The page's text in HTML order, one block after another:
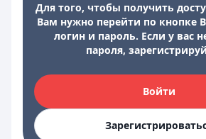
Для того, чтобы получить
Вам нужно перейти по кнопке
логин и пароль. Если у вас
пароля,
Войти